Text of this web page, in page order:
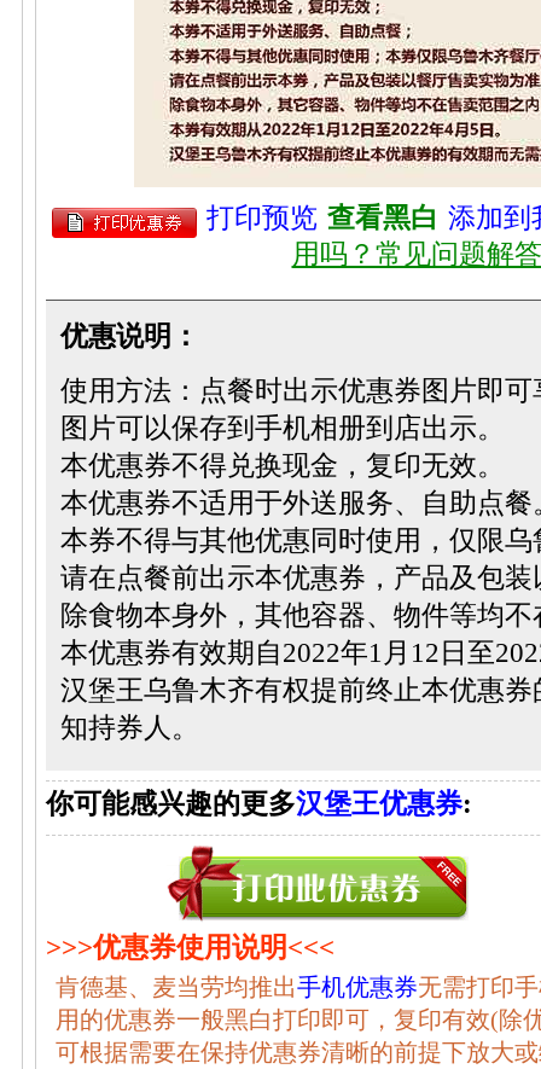
打印预览 查看黑白 添加到
用吗？常见问题解
优惠说明：
使用方法：点餐时出示优惠券图片即
图片可以保存到手机相册到店出示。
本优惠券不得兑换现金，复印无效。
本优惠券不适用于外送服务、自助点餐
本券不得与其他优惠同时使用，仅限
请在点餐前出示本优惠券，产品及包
除食物本身外，其他容器、物件等均
本优惠券有效期自2022年1月12日至
汉堡王乌鲁木齐有权提前终止本优惠
知持券人。
你可能感兴趣的更多汉堡王优惠券:
>>>优惠券使用说明<<<
肯德基、麦当劳均推出手机优惠券无需打印
用的优惠券一般黑白打印即可，复印有效(除
可根据需要在保持优惠券清晰的前提下放大